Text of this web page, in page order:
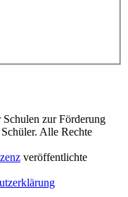
zur Förderung
Alle Rechte
veröffentlichte